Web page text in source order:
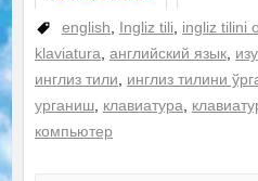
олинмайдими?
english, Ingliz tili, ingliz tilini
klaviatura, английский язык,
инглиз тили, инглиз тилини
урганиш, клавиатура,
компьютер